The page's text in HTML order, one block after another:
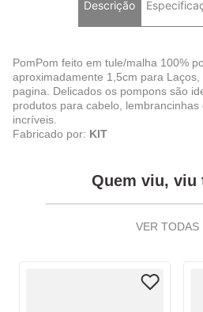
Descrição
PomPom feito em tule/malha 100%
aproximadamente 1,5cm para
pagina. Delicados os pompons são
produtos para cabelo,
incríveis.
Fabricado por: KIT
Quem viu, viu
VER TODAS